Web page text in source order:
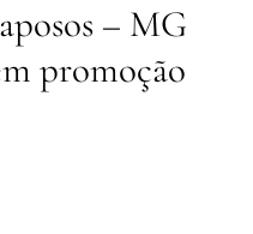
– MG
promoção